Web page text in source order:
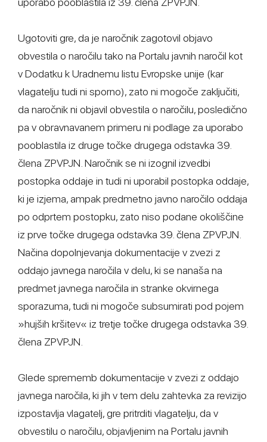
Ugotoviti gre, da je naročnik zagotovil objavo
obvestila o naročilu tako na Portalu javnih naročil kot
v Dodatku k Uradnemu listu Evropske unije (kar
vlagatelju tudi ni sporno), zato ni mogoče zaključiti,
da naročnik ni objavil obvestila o naročilu, posledično
pa v obravnavanem primeru ni podlage za uporabo
pooblastila iz druge točke drugega odstavka 39.
člena ZPVPJN. Naročnik se ni izognil izvedbi
postopka oddaje in tudi ni uporabil postopka oddaje,
ki je izjema, ampak predmetno javno naročilo oddaja
po odprtem postopku, zato niso podane okoliščine
iz prve točke drugega odstavka 39. člena ZPVPJN.
Načina dopolnjevanja dokumentacije v zvezi z
oddajo javnega naročila v delu, ki se nanaša na
predmet javnega naročila in stranke okvirnega
sporazuma, tudi ni mogoče subsumirati pod pojem
»hujših kršitev« iz tretje točke drugega odstavka 39.
člena ZPVPJN.
Glede sprememb dokumentacije v zvezi z oddajo
javnega naročila, ki jih v tem delu zahtevka za revizijo
izpostavlja vlagatelj, gre pritrditi vlagatelju, da v
obvestilu o naročilu, objavljenim na Portalu javnih